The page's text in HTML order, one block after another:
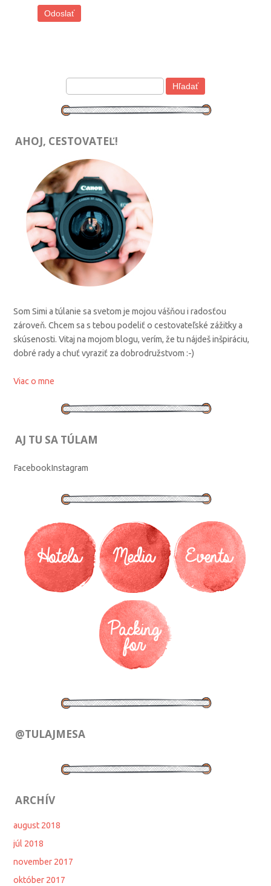
AHOJ, CESTOVATEĽ!
Som Simi a túlanie sa svetom je mojou vášňou i radosťou
zároveň. Chcem sa s tebou podeliť o cestovateľské zážitky a
skúsenosti. Vitaj na mojom blogu, verím, že tu nájdeš inšpiráciu,
dobré rady a chuť vyraziť za dobrodružstvom :-)
Viac o mne
AJ TU SA TÚLAM
FacebookInstagram
@TULAJMESA
ARCHÍV
august 2018
júl 2018
november 2017
október 2017